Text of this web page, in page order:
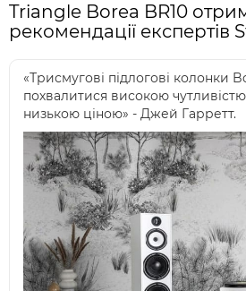
Triangle Borea BR10
рекомендації експертів
«Трисмугові підлогові колонки
похвалитися високою
низькою ціною» - Джей Гарретт.